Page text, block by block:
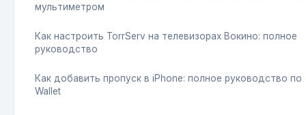
мультиметром
Как настроить TorrServ на телевизорах Вокино: полное
руководство
Как добавить пропуск в iPhone: полное руководство по
Wallet